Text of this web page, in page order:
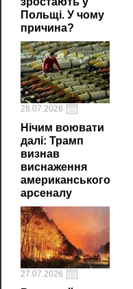
Польщі. У чому
причина?
28.07.2026
Нічим воювати
далі: Трамп
визнав
виснаження
американського
арсеналу
27.07.2026